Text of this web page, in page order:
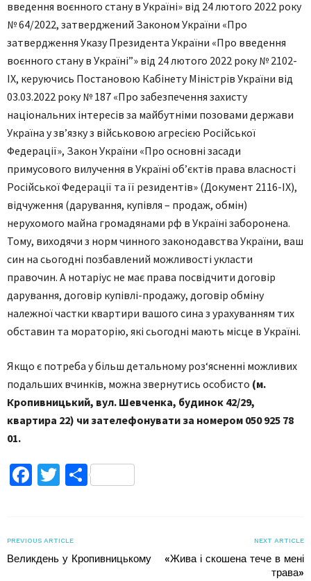
введення воєнного стану в Україні» від 24 лютого 2022 року
№ 64/2022, затверджений Законом України «Про
затвердження Указу Президента України «Про введення
воєнного стану в Україні”» від 24 лютого 2022 року № 2102-
IX, керуючись Постановою Кабінету Міністрів України від
03.03.2022 року № 187 «Про забезпечення захисту
національних інтересів за майбутніми позовами держави
Україна у зв’язку з військовою агресією Російської
Федерації», Закон України «Про основні засади
примусового вилучення в Україні об’єктів права власності
Російської Федерації та її резидентів» (Документ 2116-IX),
відчуження (дарування, купівля – продаж, обмін)
нерухомого майна громадянами рф в Україні заборонена.
Тому, виходячи з норм чинного законодавства України, ваш
син на сьогодні позбавлений можливості укласти
правочин. А нотаріус не має права посвідчити договір
дарування, договір купівлі-продажу, договір обміну
належної частки квартири вашого сина з урахуванням тих
обставин та мораторію, які сьогодні мають місце в Україні.
Якщо є потреба у більш детальному роз‘ясненні можливих
подальших вчинків, можна звернутись особисто (м.
Кропивницький, вул. Шевченка, будинок 42/29,
квартира 22) чи зателефонувати за номером 050 925 78
01.
Facebook
TwitterПоділитися
PREVIOUS ARTICLE
Великдень у Кропивницькому
NEXT ARTICLE
«Жива і скошена тече в мені
трава»